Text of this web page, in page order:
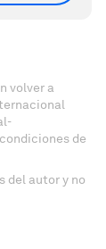
volver a
de
del autor y no